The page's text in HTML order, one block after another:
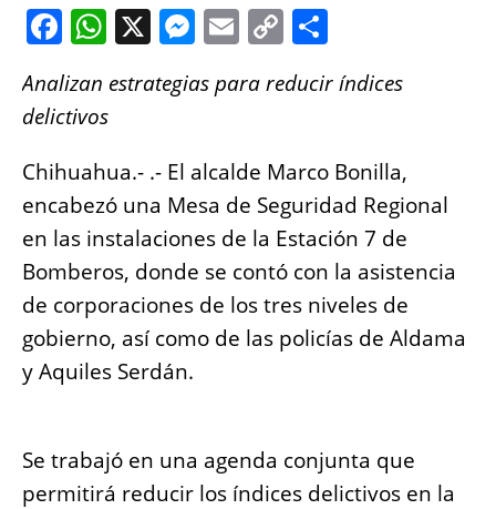
F
a
c
e
b
o
o
k
W
at
s
A
p
p
X M
ss
n
g
er
E
ai
C
o
p
Li
n
k
a
Analizan estrategias para reducir índices
delictivos
Chihuahua.- .- El alcalde Marco Bonilla,
encabezó una Mesa de Seguridad Regional
en las instalaciones de la Estación 7 de
Bomberos, donde se contó con la asistencia
de corporaciones de los tres niveles de
gobierno, así como de las policías de Aldama
y Aquiles Serdán.
Se trabajó en una agenda conjunta que
permitirá reducir los índices delictivos en la